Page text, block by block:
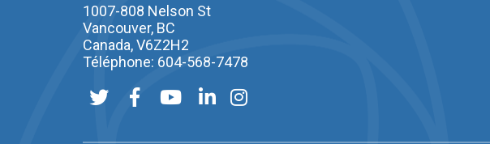
1007-808 Nelson St
Vancouver, BC
Canada, V6Z2H2
Téléphone: 604-568-7478